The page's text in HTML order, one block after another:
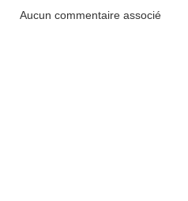
Aucun commentaire associé